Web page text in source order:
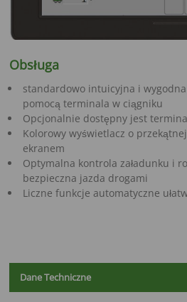
Obsługa
standardowo intuicyjna i wygodna
pomocą terminala w ciągniku
Opcjonalnie dostępny jest
Kolorowy wyświetlacz o
ekranem
Optymalna kontrola załadunku i
bezpieczna jazda drogami
Liczne funkcje automatyczne
Dane Techniczne